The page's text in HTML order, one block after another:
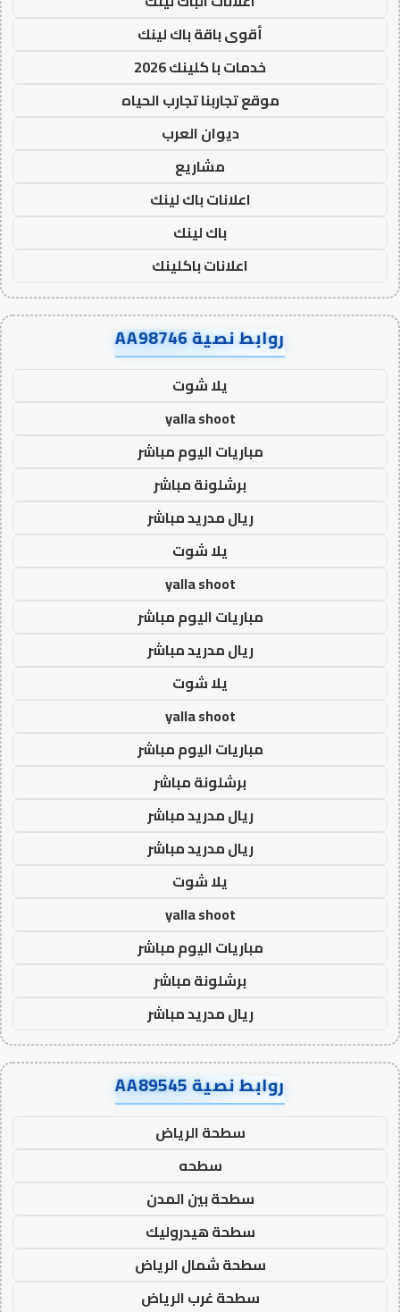
أقوى باقة باك لينك
خدمات با كلينك 2026
موقع تجاربنا تجارب الحياه
ديوان العرب
مشاريع
اعلانات باك لينك
باك لينك
اعلانات باكلينك
روابط نصية AA98746
يلا شوت
yalla shoot
مباريات اليوم مباشر
برشلونة مباشر
ريال مدريد مباشر
يلا شوت
yalla shoot
مباريات اليوم مباشر
ريال مدريد مباشر
يلا شوت
yalla shoot
مباريات اليوم مباشر
برشلونة مباشر
ريال مدريد مباشر
ريال مدريد مباشر
يلا شوت
yalla shoot
مباريات اليوم مباشر
برشلونة مباشر
ريال مدريد مباشر
روابط نصية AA89545
سطحة الرياض
سطحه
سطحة بين المدن
سطحة هيدروليك
سطحة شمال الرياض
سطحة غرب الرياض